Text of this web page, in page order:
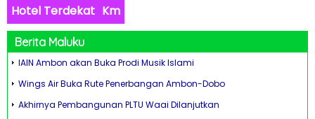
Hotel Terdekat Km
Berita Maluku
IAIN Ambon akan Buka Prodi Musik Islami
Wings Air Buka Rute Penerbangan Ambon-Dobo
Akhirnya Pembangunan PLTU Waai Dilanjutkan